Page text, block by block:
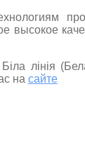
высокое
лінія
на сайте